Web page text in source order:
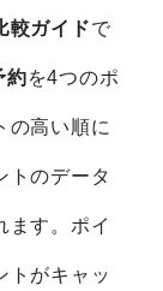
較ガイドで
約を4つのポ
の高い順に
トのデータ
ます。ポイ
トがキャッ